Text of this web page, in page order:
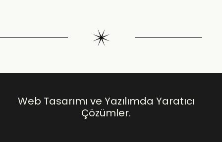
Web Tasarımı ve Yazılımda Yaratıcı
Çözümler.